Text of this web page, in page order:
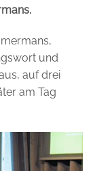
und
auf drei
am Tag